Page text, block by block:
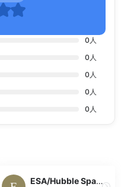
0 人
0 人
0 人
0 人
0 人
ESA/Hubble Space Telescope